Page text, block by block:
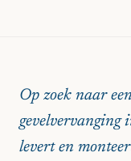
Op zoek naar
gevelvervanging
levert en